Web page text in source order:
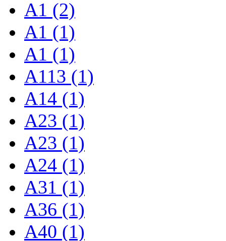
A1 (2)
A1 (1)
A1 (1)
A113 (1)
A14 (1)
A23 (1)
A23 (1)
A24 (1)
A31 (1)
A36 (1)
A40 (1)